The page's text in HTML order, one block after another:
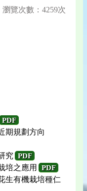
瀏覽次數：4259次
PDF
期規劃方向
究 PDF
培之應用 PDF
生有機栽培種仁